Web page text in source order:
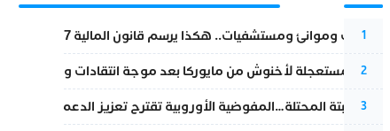
1
قطارات وموانئ ومستشفيات.. هكذا يرسم قانون المالية 2027 خارطة المغرب المقبل
2
عودة مستعجلة لأخنوش من مايوركا بعد موجة انتقادات واسعة
3
أزمة سبتة المحتلة…المفوضية الأوروبية تقترح تعزيز الدعم المالي